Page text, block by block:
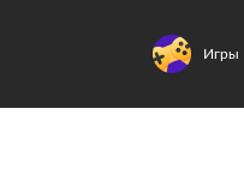
Игры